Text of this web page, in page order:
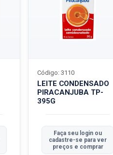
LEITE CONDENSADO
PIRACANJUBA TP-
395G
Código: 3110
Faça seu login ou
cadastre-se para ver
preços e comprar